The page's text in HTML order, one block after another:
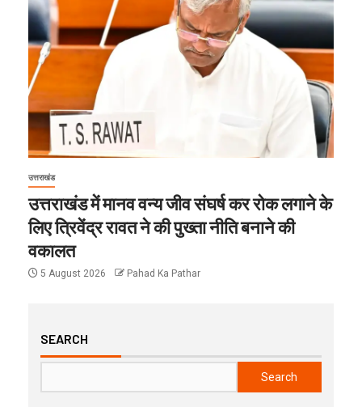
उत्तराखंड
उत्तराखंड में मानव वन्य जीव संघर्ष कर रोक लगाने के
लिए त्रिवेंद्र रावत ने की पुख्ता नीति बनाने की
वकालत
5 August 2026 Pahad Ka Pathar
SEARCH
Search